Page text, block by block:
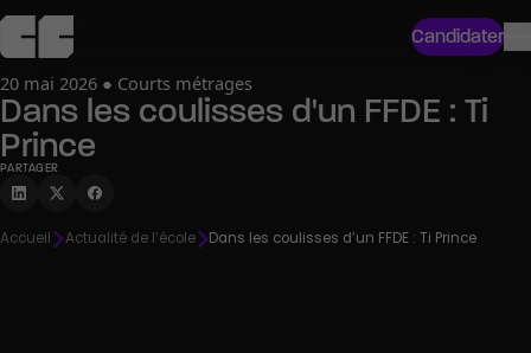
Candidater
20 mai 2026 ● Courts métrages
Dans les coulisses d'un FFDE : Ti
Prince
PARTAGER
Accueil Actualité de l’école Dans les coulisses d’un FFDE : Ti Prince